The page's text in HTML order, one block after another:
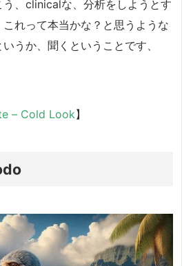
う、clinicalな、分析をしようとす
れって本当かな？と思うような
うか、聞くということです、
– Cold Look】